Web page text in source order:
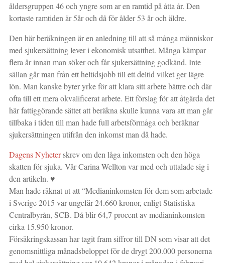
åldersgruppen 46 och yngre som ar en ramtid på åtta år. Den
kortaste ramtiden är 5år och då för ålder 53 år och äldre.
Den här beräkningen är en anledning till att så många människor
med sjukersättning lever i ekonomisk utsatthet. Många kämpar
flera år innan man söker och får sjukersättning godkänd. Inte
sällan går man från ett heltidsjobb till ett deltid vilket ger lägre
lön. Man kanske byter yrke för att klara sitt arbete bättre och där
ofta till ett mera okvalificerat arbete. Ett förslag för att åtgärda det
här fattiggörande sättet att beräkna skulle kunna vara att man går
tillbaka i tiden till man hade full arbetsförmåga och beräknar
sjukersättningen utifrån den inkomst man då hade.
Dagens Nyheterskrev om den låga inkomsten och den höga
skatten för sjuka. Vår Carina Wellton var med och uttalade sig i
den artikeln. ♥
Man hade räknat ut att “Medianinkomsten för dem som arbetade
i Sverige 2015 var ungefär 24.660 kronor, enligt Statistiska
Centralbyrån, SCB. Då blir 64,7 procent av medianinkomsten
cirka 15.950 kronor.
Försäkringskassan har tagit fram siffror till DN som visar att det
genomsnittliga månadsbeloppet för de drygt 200.000 personerna